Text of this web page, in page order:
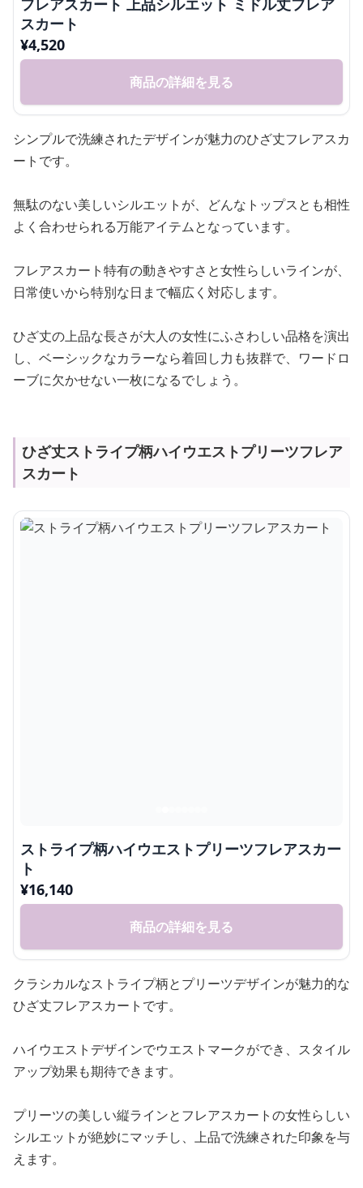
フレアスカート 上品シルエット ミドル丈フレア
スカート
¥4,520
商品の詳細を見る
シンプルで洗練されたデザインが魅力のひざ丈フレアスカ
ートです。
無駄のない美しいシルエットが、どんなトップスとも相性
よく合わせられる万能アイテムとなっています。
フレアスカート特有の動きやすさと女性らしいラインが、
日常使いから特別な日まで幅広く対応します。
ひざ丈の上品な長さが大人の女性にふさわしい品格を演出
し、ベーシックなカラーなら着回し力も抜群で、ワードロ
ーブに欠かせない一枚になるでしょう。
ひざ丈ストライプ柄ハイウエストプリーツフレア
スカート
ストライプ柄ハイウエストプリーツフレアスカー
ト
¥16,140
商品の詳細を見る
クラシカルなストライプ柄とプリーツデザインが魅力的な
ひざ丈フレアスカートです。
ハイウエストデザインでウエストマークができ、スタイル
アップ効果も期待できます。
プリーツの美しい縦ラインとフレアスカートの女性らしい
シルエットが絶妙にマッチし、上品で洗練された印象を与
えます。